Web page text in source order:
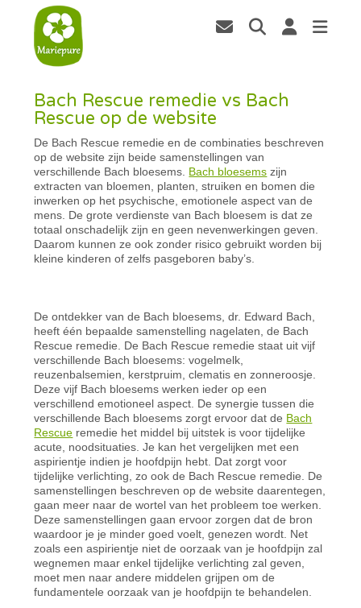
Bach Rescue remedie vs Bach
Rescue op de website
De Bach Rescue remedie en de combinaties beschreven
op de website zijn beide samenstellingen van
verschillende Bach bloesems. Bach bloesems zijn
extracten van bloemen, planten, struiken en bomen die
inwerken op het psychische, emotionele aspect van de
mens. De grote verdienste van Bach bloesem is dat ze
totaal onschadelijk zijn en geen nevenwerkingen geven.
Daarom kunnen ze ook zonder risico gebruikt worden bij
kleine kinderen of zelfs pasgeboren baby’s.
De ontdekker van de Bach bloesems, dr. Edward Bach,
heeft één bepaalde samenstelling nagelaten, de Bach
Rescue remedie. De Bach Rescue remedie staat uit vijf
verschillende Bach bloesems: vogelmelk,
reuzenbalsemien, kerstpruim, clematis en zonneroosje.
Deze vijf Bach bloesems werken ieder op een
verschillend emotioneel aspect. De synergie tussen die
verschillende Bach bloesems zorgt ervoor dat de Bach
Rescue remedie het middel bij uitstek is voor tijdelijke
acute, noodsituaties. Je kan het vergelijken met een
aspirientje indien je hoofdpijn hebt. Dat zorgt voor
tijdelijke verlichting, zo ook de Bach Rescue remedie. De
samenstellingen beschreven op de website daarentegen,
gaan meer naar de wortel van het probleem toe werken.
Deze samenstellingen gaan ervoor zorgen dat de bron
waardoor je je minder goed voelt, genezen wordt. Net
zoals een aspirientje niet de oorzaak van je hoofdpijn zal
wegnemen maar enkel tijdelijke verlichting zal geven,
moet men naar andere middelen grijpen om de
fundamentele oorzaak van je hoofdpijn te behandelen.